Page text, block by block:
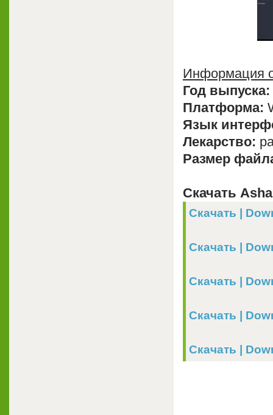
Информация
Год выпуска:
Платформа:
Язык
Лекарство:
Размер
Скачать
Скачать |
Скачать |
Скачать |
Скачать |
Скачать |